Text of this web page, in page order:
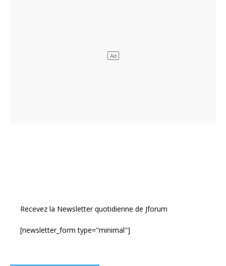
Recevez la Newsletter quotidienne de Jforum
[newsletter_form type="minimal"]